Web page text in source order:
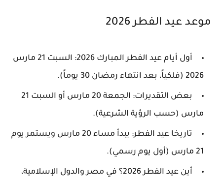
موعد عيد الفطر 2026
أول أيام عيد الفطر المبارك 2026
: السبت 21 مارس
2026 (فلكياً، بعد انتهاء رمضان 30 يوماً).
بعض التقديرات: الجمعة 20 مارس أو السبت 21
مارس (حسب الرؤية الشرعية).
تاريخا عيد الفطر
: يبدأ مساء 20 مارس ويستمر يوم
21 مارس (أول يوم رسمي).
أين عيد الفطر 2026؟
في مصر والدول الإسلامية،